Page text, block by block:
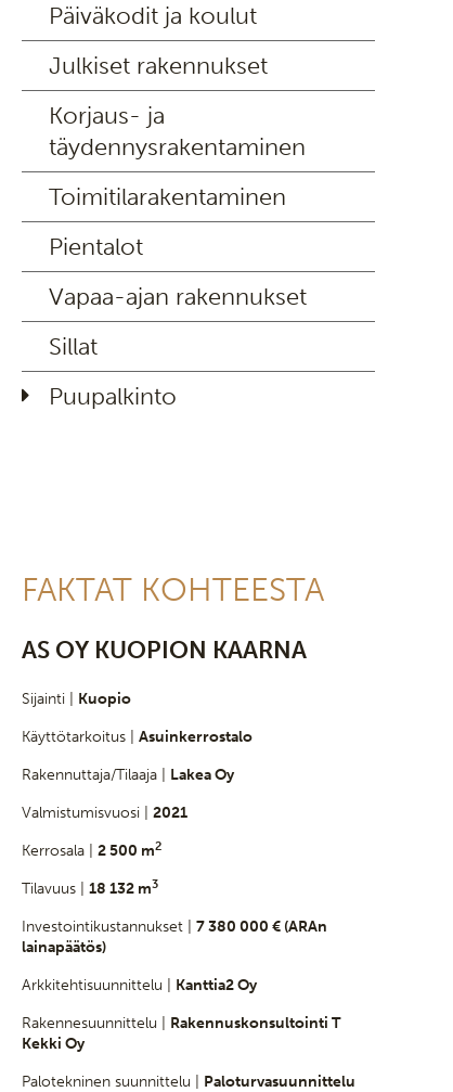
Päiväkodit ja koulut
Julkiset rakennukset
Korjaus- ja
täydennysrakentaminen
Toimitilarakentaminen
Pientalot
Vapaa-ajan rakennukset
Sillat
Puupalkinto
FAKTAT KOHTEESTA
AS OY KUOPION KAARNA
Sijainti | Kuopio
Käyttötarkoitus | Asuinkerrostalo
Rakennuttaja/Tilaaja | Lakea Oy
Valmistumisvuosi | 2021
Kerrosala | 2 500 m2
Tilavuus | 18 132 m3
Investointikustannukset | 7 380 000 € (ARAn
lainapäätös)
Arkkitehtisuunnittelu | Kanttia2 Oy
Rakennesuunnittelu | Rakennuskonsultointi T
Kekki Oy
Palotekninen suunnittelu | Paloturvasuunnittelu